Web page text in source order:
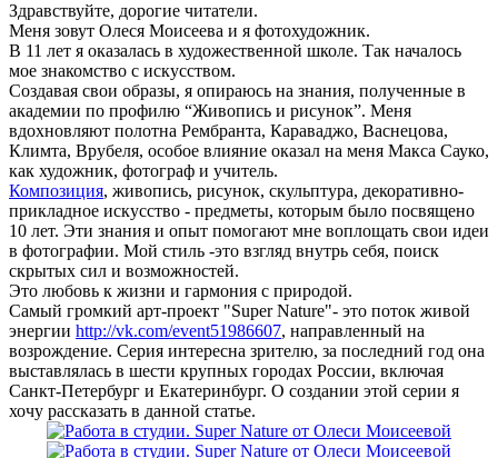
Здравствуйте, дорогие читатели.
Меня зовут Олеся Моисеева и я фотохудожник.
В 11 лет я оказалась в художественной школе. Так началось
мое знакомство с искусством.
Создавая свои образы, я опираюсь на знания, полученные в
академии по профилю “Живопись и рисунок”. Меня
вдохновляют полотна Рембранта, Караваджо, Васнецова,
Климта, Врубеля, особое влияние оказал на меня Макса Сауко,
как художник, фотограф и учитель.
Композиция, живопись, рисунок, скульптура, декоративно-
прикладное искусство - предметы, которым было посвящено
10 лет. Эти знания и опыт помогают мне воплощать свои идеи
в фотографии. Мой стиль -это взгляд внутрь себя, поиск
скрытых сил и возможностей.
Это любовь к жизни и гармония с природой.
Самый громкий арт-проект "Super Nature"- это поток живой
энергии http://vk.com/event51986607, направленный на
возрождение. Серия интересна зрителю, за последний год она
выставлялась в шести крупных городах России, включая
Санкт-Петербург и Екатеринбург. О создании этой серии я
хочу рассказать в данной статье.